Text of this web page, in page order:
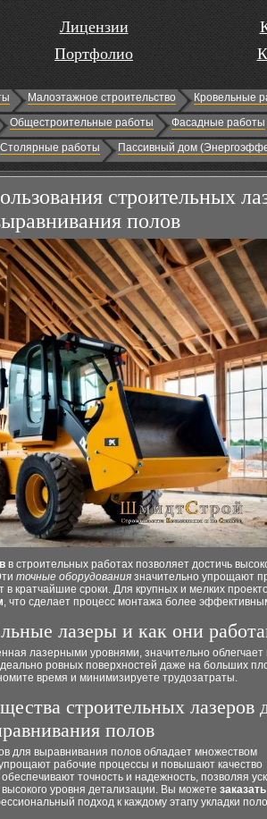
Лицензии
Портфолио
Малоэтажное строительство
Кровельные
Общестроительные работы
Фасадные работы
Столярные работы Пассивный дом
строительных
полов
в строительных работах позволяет достичь
точные оборудования значительно упрощают
в кратчайшие сроки. Для крупных и мелких
, что сделает процесс монтажа более
лазеры и как они
лазерными уровнями, значительно облегчает
ровных поверхностей даже на больших
время и минимизируете трудозатраты.
строительных лазеров
полов
для выравнивания полов обладает множеством
рабочие процессы и повышают качество
точность и надежность, позволяя
уровня детализации. Вы можете
подход к каждому этапу укладки